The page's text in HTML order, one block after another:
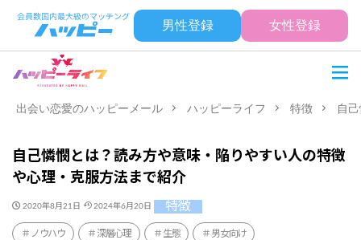
男性登録 女性登録
出会い恋愛のハッピーメール ハッピーライフ 特徴 自
自己憐憫とは？読み方や意味・陥りやすい人の特徴
や心理・克服方法まで紹介
2020年8月21日 2024年6月20日 特徴
ノウハウ 深層心理 生態 男女向け